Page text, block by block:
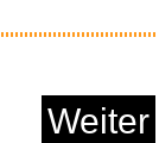
Weiter